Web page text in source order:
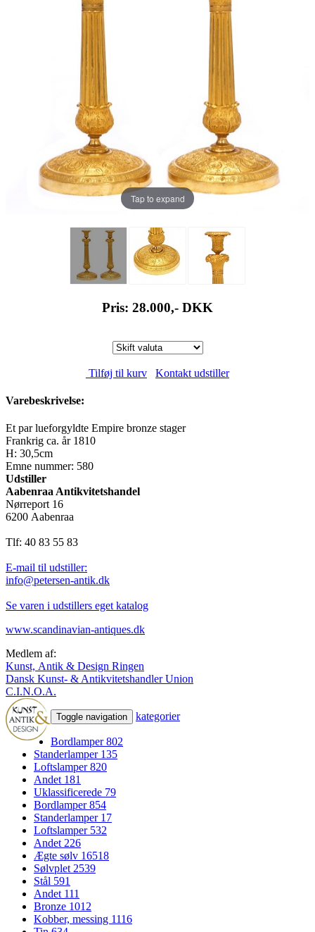
Tap to expand
Pris: 28.000,- DKK
Tilføj til kurv Kontakt udstiller
Varebeskrivelse:
Et par lueforgyldte Empire bronze stager
Frankrig ca. år 1810
H: 30,5cm
Emne nummer: 580
Udstiller
Aabenraa Antikvitetshandel
Nørreport 16
6200 Aabenraa
Tlf: 40 83 55 83
E-mail til udstiller:
info@petersen-antik.dk
Se varen i udstillers eget katalog
www.scandinavian-antiques.dk
Medlem af:
Kunst, Antik & Design Ringen
Dansk Kunst- & Antikvitetshandler Union
C.I.N.O.A.
Toggle navigation kategorier
Bordlamper802
Standerlamper 135
Loftslamper820
Andet 181
Uklassificerede 79
Bordlamper854
Standerlamper 17
Loftslamper 532
Andet226
Ægte sølv 16518
Sølvplet2539
Stål 591
Andet 111
Bronze 1012
Kobber, messing 1116